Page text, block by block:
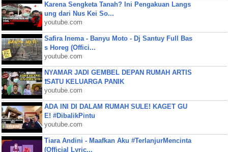
Karena Sengketa Tanah? Ini Pengakuan Langs
ung dari Nus Kei So...
youtube.com
Safira Inema - Banyu Moto - Dj Santuy Full Bas
s Horeg (Offici...
youtube.com
NYAMAR JADI GEMBEL DEPAN RUMAH ARTIS
❗SATU KELUARGA PANIK
youtube.com
ADA INI DI DALAM RUMAH SULE! KAGET GU
E! #DibalikPintu
youtube.com
Tiara Andini - Maafkan Aku #TerlanjurMencinta
(Official Lyric...